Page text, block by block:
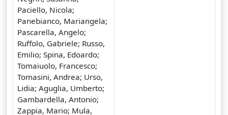
Paciello, Nicola;
Panebianco, Mariangela;
Pascarella, Angelo;
Ruffolo, Gabriele; Russo,
Emilio; Spina, Edoardo;
Tomaiuolo, Francesco;
Tomasini, Andrea; Urso,
Lidia; Aguglia, Umberto;
Gambardella, Antonio;
Zappia, Mario; Mula,